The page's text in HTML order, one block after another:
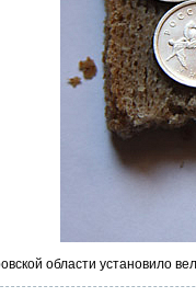
области установило